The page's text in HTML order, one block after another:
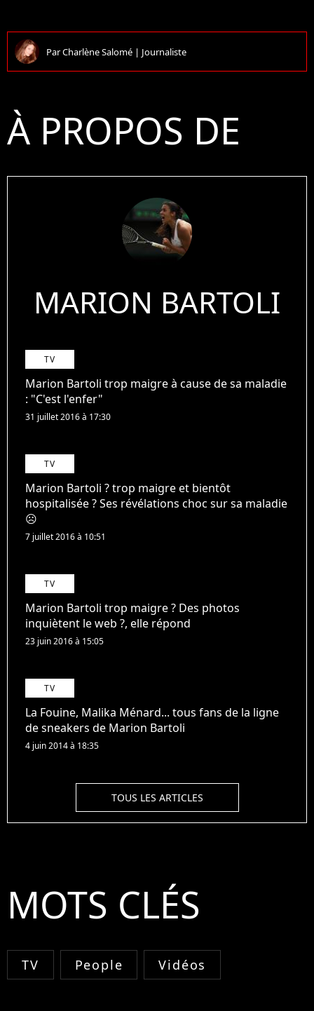
ParCharlène Salomé | Journaliste
À PROPOS DE
MARION BARTOLI
TV
Marion Bartoli trop maigre à cause de sa maladie
: "C'est l'enfer"
31 juillet 2016 à 17:30
TV
Marion Bartoli ? trop maigre et bientôt
hospitalisée ? Ses révélations choc sur sa maladie
☹
7 juillet 2016 à 10:51
TV
Marion Bartoli trop maigre ? Des photos
inquiètent le web ?, elle répond
23 juin 2016 à 15:05
TV
La Fouine, Malika Ménard... tous fans de la ligne
de sneakers de Marion Bartoli
4 juin 2014 à 18:35
TOUS LES ARTICLES
MOTS CLÉS
TV People Vidéos